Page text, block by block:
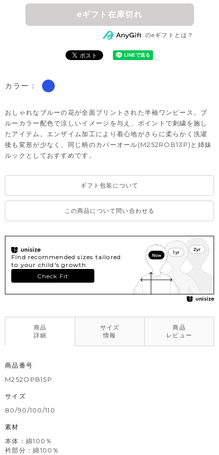
eギフト在庫切れ
のeギフトとは？
カラー：
おしゃれなブルーの花が全面プリントされた半袖ワンピース。ブ
ルーカラー配色で涼しいイメージを与え、ポイントで刺繍を施し
たアイテム。エンザイム加工により着心地がさらに柔らかく洗濯
後も変形が少なく、同じ柄のカバーオール(M252ROB13P)と姉妹
ルックとしておすすめです。
ギフト包装について
この商品について問い合わせる
Find recommended sizes tailored
to your child's growth
Check Fit
商品
詳細
サイズ
情報
商品
レビュー
商品番号
M252OPB15P
サイズ
80/90/100/110
素材
本体：綿100％
衿部分：綿100％